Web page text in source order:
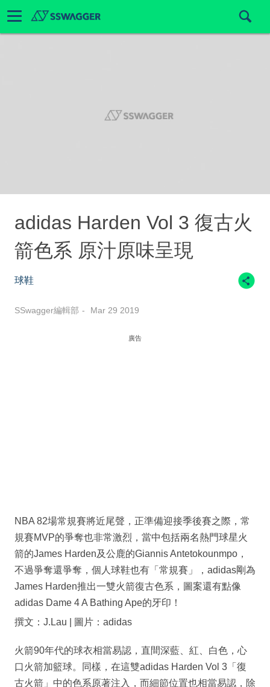
adidas Harden Vol 3 復古火
箭色系 原汁原味呈現
球鞋
SSwagger編輯部 Mar 29 2019
廣告
NBA 82場常規賽將近尾聲，正準備迎接季後賽之際，常
規賽MVP的爭奪也非常激烈，當中包括兩名熱門球星火
箭的James Harden及公鹿的Giannis Antetokounmpo，
不過爭奪還爭奪，個人球鞋也有「常規賽」，adidas剛為
James Harden推出一雙火箭復古色系，圖案還有點像
adidas Dame 4 A Bathing Ape的牙印！
撰文：J.Lau | 圖片：adidas
火箭90年代的球衣相當易認，直間深藍、紅、白色，心
口火箭加籃球。同樣，在這雙adidas Harden Vol 3「復
古火箭」中的色系原著注入，而細節位置也相當易認，除